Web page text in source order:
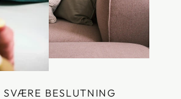
SVÆRE BESLUTNING